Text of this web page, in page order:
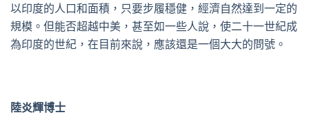
以印度的人口和面積，只要步履穩健，經濟自然達到一定的
規模。但能否超越中美，甚至如一些人說，使二十一世紀成
為印度的世紀，在目前來說，應該還是一個大大的問號。
陸炎輝博士